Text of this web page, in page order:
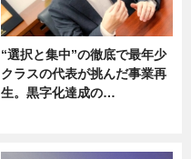
“選択と集中”の徹底で最年少
クラスの代表が挑んだ事業再
生。黒字化達成の…